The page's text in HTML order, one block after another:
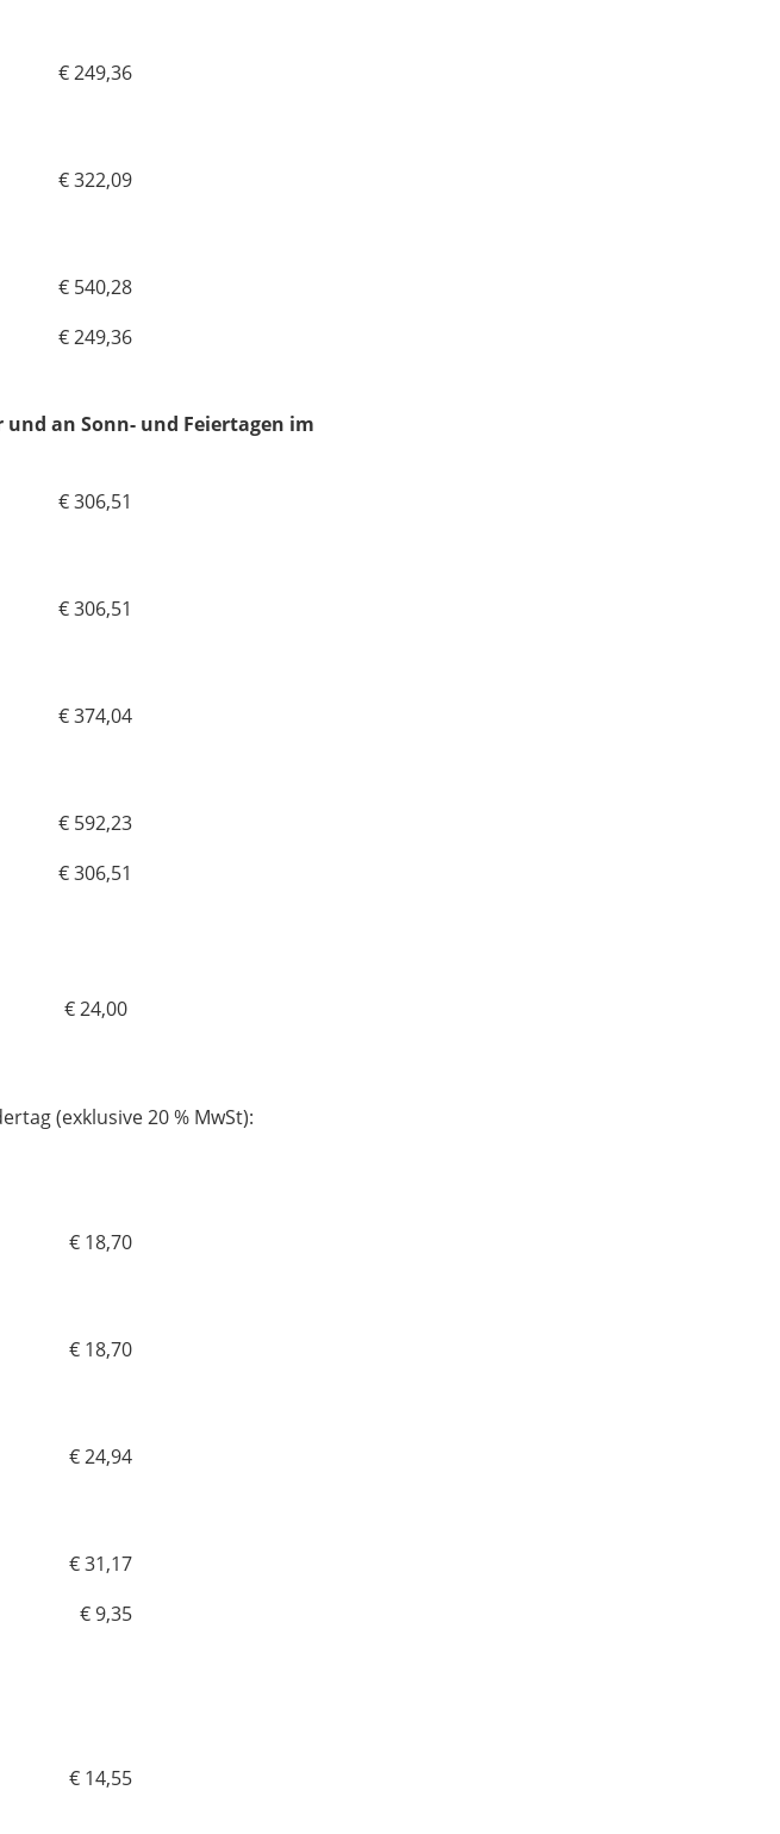
€ 249,36
€ 322,09
€ 540,28
€ 249,36
und an Sonn- und Feiertagen im
€ 306,51
€ 306,51
€ 374,04
€ 592,23
€ 306,51
€ 24,00
(exklusive 20 % MwSt):
€ 18,70
€ 18,70
€ 24,94
€ 31,17
€ 9,35
€ 14,55